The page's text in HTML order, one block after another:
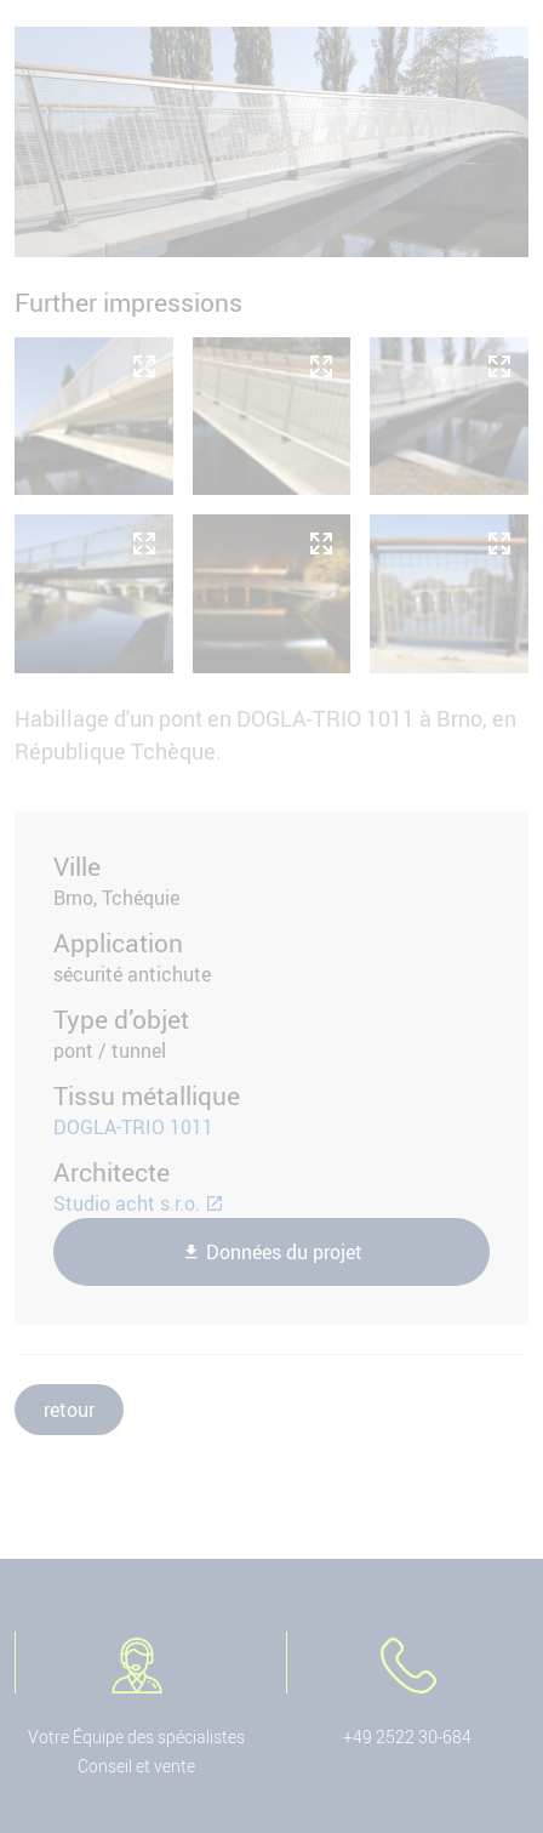
Further impressions
Habillage d'un pont en DOGLA-TRIO 1011 à Brno, en
République Tchèque.
Ville
Brno, Tchéquie
Application
sécurité antichute
Type d’objet
pont / tunnel
Tissu métallique
DOGLA-TRIO 1011
Architecte
Studio acht s.r.o.
Données du projet
retour
Votre Équipe des spécialistes
Conseil et vente
+49 2522 30-684